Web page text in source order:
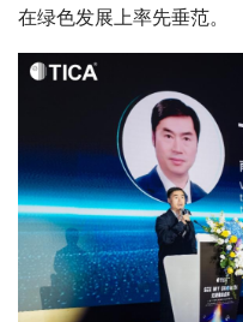
在绿色发展上率先垂范。